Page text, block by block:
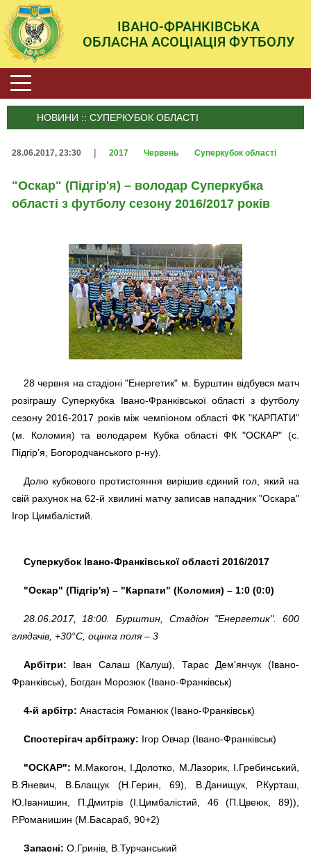
ІВАНО-ФРАНКІВСЬКА
ОБЛАСНА АСОЦІАЦІЯ ФУТБОЛУ
НОВИНИ :: СУПЕРКУБОК ОБЛАСТІ
28.06.2017, 23:30 | 2017 Червень Суперкубок області
"Оскар" (Підгір'я) – володар Суперкубка
області з футболу сезону 2016/2017 років
28 червня на стадіоні "Енергетик" м. Бурштин відбувся матч
розіграшу Суперкубка Івано-Франківської області з футболу
сезону 2016-2017 років між чемпіоном області ФК "КАРПАТИ"
(м. Коломия) та володарем Кубка області ФК "ОСКАР" (с.
Підгір'я, Богородчанського р-ну).
Долю кубкового протистояння вирішив єдиний гол, який на
свій рахунок на 62-й хвилині матчу записав нападник "Оскара"
Ігор Цимбалістий.
Суперкубок Івано-Франківської області 2016/2017
"Оскар" (Підгір'я) – "Карпати" (Коломия) – 1:0 (0:0)
28.06.2017, 18:00. Бурштин, Стадіон "Енергетик". 600
глядачів, +30°C, оцінка поля – 3
Арбітри: Іван Салаш (Калуш), Тарас Дем'янчук (Івано-
Франківськ), Богдан Морозюк (Івано-Франківськ)
4-й арбітр: Анастасія Романюк (Івано-Франківськ)
Спостерігач арбітражу: Ігор Овчар (Івано-Франківськ)
"ОСКАР": М.Макогон, І.Долотко, М.Лазорик, І.Гребинський,
В.Яневич, В.Блащук (Н.Герин, 69), В.Данищук, Р.Курташ,
Ю.Іванишин, П.Дмитрів (І.Цимбалістий, 46 (П.Цвеюк, 89)),
Р.Романишин (М.Басараб, 90+2)
Запасні: О.Гринів, В.Турчанський